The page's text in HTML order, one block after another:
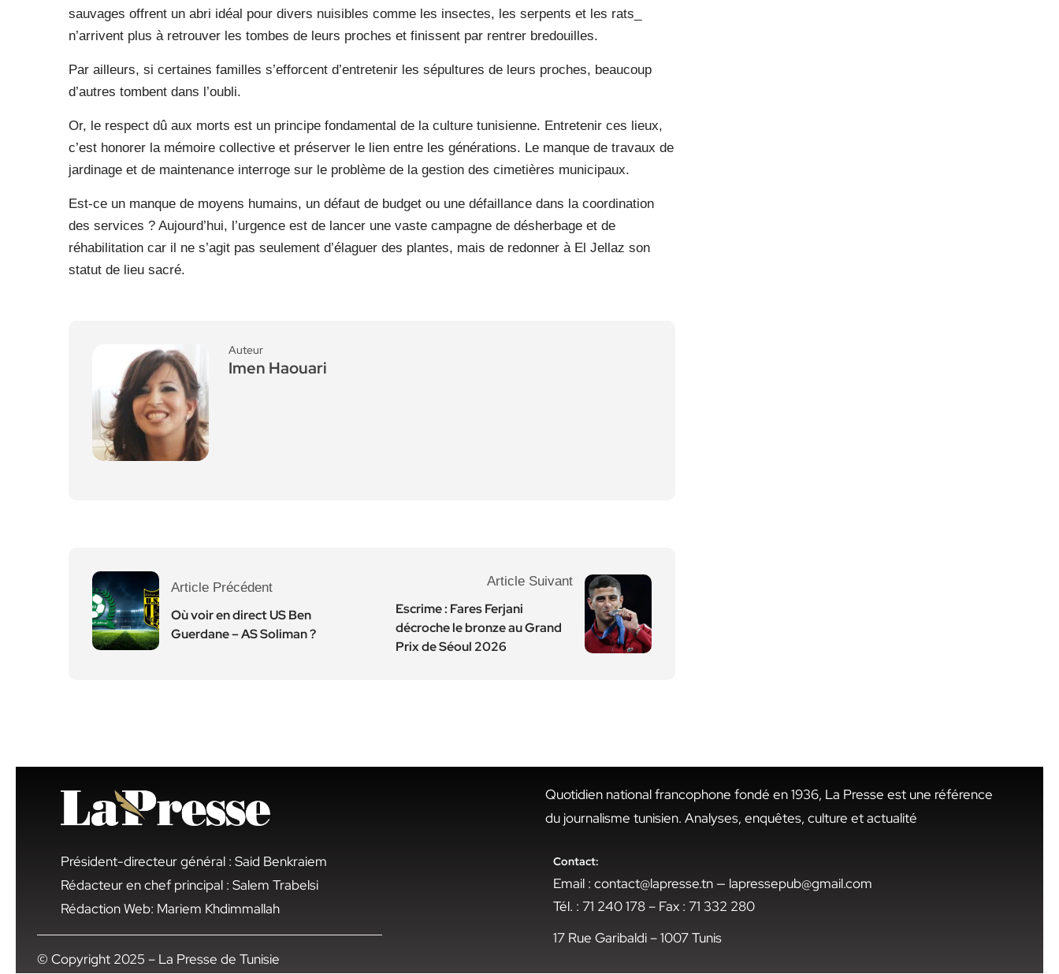
sauvages offrent un abri idéal pour divers nuisibles comme les insectes, les serpents et les rats_
n’arrivent plus à retrouver les tombes de leurs proches et finissent par rentrer bredouilles.
Par ailleurs, si certaines familles s’efforcent d’entretenir les sépultures de leurs proches, beaucoup
d’autres tombent dans l’oubli.
Or, le respect dû aux morts est un principe fondamental de la culture tunisienne. Entretenir ces lieux,
c’est honorer la mémoire collective et préserver le lien entre les générations. Le manque de travaux de
jardinage et de maintenance interroge sur le problème de la gestion des cimetières municipaux.
Est-ce un manque de moyens humains, un défaut de budget ou une défaillance dans la coordination
des services ? Aujourd’hui, l’urgence est de lancer une vaste campagne de désherbage et de
réhabilitation car il ne s’agit pas seulement d’élaguer des plantes, mais de redonner à El Jellaz son
statut de lieu sacré.
Auteur
Imen Haouari
Article Précédent
Où voir en direct US Ben
Guerdane – AS Soliman ?
Article Suivant
Escrime : Fares Ferjani
décroche le bronze au Grand
Prix de Séoul 2026
Président-directeur général : Said Benkraiem
Rédacteur en chef principal : Salem Trabelsi
Rédaction Web: Mariem Khdimmallah
© Copyright 2025 – La Presse de Tunisie
Quotidien national francophone fondé en 1936, La Presse est une référence
du journalisme tunisien. Analyses, enquêtes, culture et actualité
Contact:
Email : contact@lapresse.tn — lapressepub@gmail.com
Tél. : 71 240 178 – Fax : 71 332 280
17 Rue Garibaldi – 1007 Tunis